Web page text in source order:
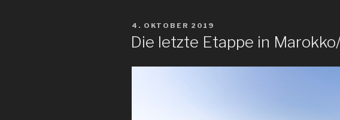
VERÖFFENTLICHT
4. OKTOBER 2019
Die letzte Etappe in